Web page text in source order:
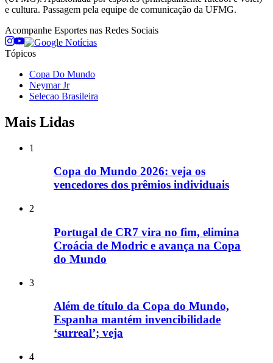
e cultura. Passagem pela equipe de comunicação da UFMG.
Acompanhe Esportes nas Redes Sociais
Tópicos
Copa Do Mundo
Neymar Jr
Selecao Brasileira
Mais Lidas
1
Copa do Mundo 2026: veja os
vencedores dos prêmios individuais
2
Portugal de CR7 vira no fim, elimina
Croácia de Modric e avança na Copa
do Mundo
3
Além de título da Copa do Mundo,
Espanha mantém invencibilidade
‘surreal’; veja
4